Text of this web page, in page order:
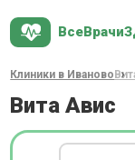
Клиники в Иваново
Вита Авис